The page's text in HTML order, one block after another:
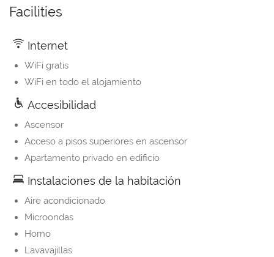
Facilities
Internet
WiFi gratis
WiFi en todo el alojamiento
Accesibilidad
Ascensor
Acceso a pisos superiores en ascensor
Apartamento privado en edificio
Instalaciones de la habitación
Aire acondicionado
Microondas
Horno
Lavavajillas